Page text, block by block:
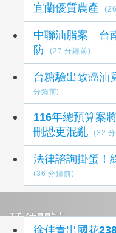
宜蘭優質農產
中聯油脂案 台
防
(27 分鐘前)
台糖驗出致癌油
分鐘前)
116年總預算案
刪恐更混亂
(32
法律諮詢掛蛋！
(36 分鐘前)
延伸閱讀
徐佳青出國花